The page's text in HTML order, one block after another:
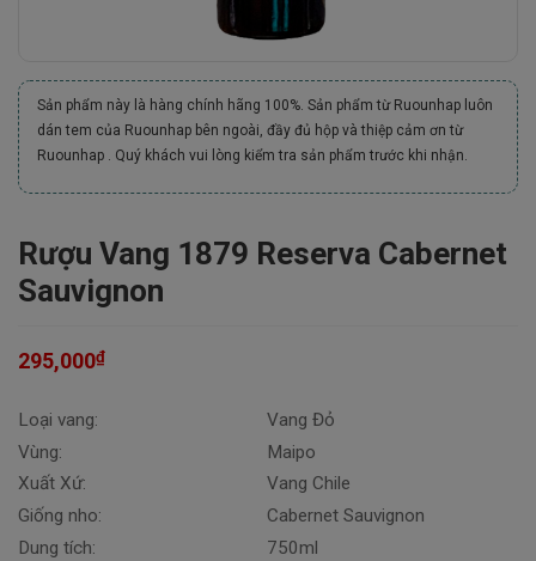
Sản phẩm này là hàng chính hãng 100%. Sản phẩm từ Ruounhap luôn
dán tem của Ruounhap bên ngoài, đầy đủ hộp và thiệp cảm ơn từ
Ruounhap . Quý khách vui lòng kiểm tra sản phẩm trước khi nhận.
Rượu Vang 1879 Reserva Cabernet
Sauvignon
295,000₫
Loại vang:
Vùng:
Xuất Xứ:
Giống nho:
Dung tích:
Vang Đỏ
Maipo
Vang Chile
Cabernet Sauvignon
750ml